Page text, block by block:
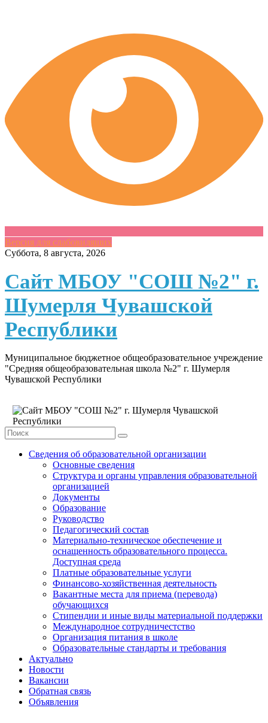
Версия для слабовидящих
Skip
content
Суббота, 8 августа, 2026
Сайт МБОУ "СОШ №2" г.
Шумерля Чувашской
Республики
Муниципальное бюджетное общеобразовательное учреждение
"Средняя общеобразовательная школа №2" г. Шумерля
Чувашской Республики
Сведения об образовательной организации
Основные сведения
Структура и органы управления образовательной
организацией
Документы
Образование
Руководство
Педагогический состав
Материально-техническое обеспечение и
оснащенность образовательного процесса.
Доступная среда
Платные образовательные услуги
Финансово-хозяйственная деятельность
Вакантные места для приема (перевода)
обучающихся
Стипендии и иные виды материальной поддержки
Международное сотрудничестство
Организация питания в школе
Образовательные стандарты и требования
Актуально
Новости
Вакансии
Обратная связь
Объявления